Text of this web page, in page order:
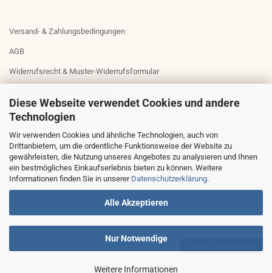
Diese Webseite verwendet Cookies und andere
Technologien
Wir verwenden Cookies und ähnliche Technologien, auch von
Drittanbietern, um die ordentliche Funktionsweise der Website zu
gewährleisten, die Nutzung unseres Angebotes zu analysieren und Ihnen
ein bestmögliches Einkaufserlebnis bieten zu können. Weitere
Informationen finden Sie in unserer Datenschutzerklärung.
Alle Akzeptieren
Nur Notwendige
Weitere Informationen
Versand- & Zahlungsbedingungen
AGB
Widerrufsrecht & Muster-Widerrufsformular
Impressum
Kontakt
Sitemap